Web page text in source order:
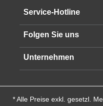
Service-Hotline
Folgen Sie uns
Unternehmen
* Alle Preise exkl. gesetzl.